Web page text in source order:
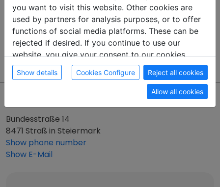
(Richtung Graz oder Slowenien);
In nur 10 Min. nach Leibnitz, 25 Min. nach Graz-
Seiersberg, Feldkirchen bei Graz und Kalsdorf, sowie
19 Min. nach
Marburg, Slowenien.
Bundesstraße 14
8471 Straß in Steiermark
Show phone number
Show E-Mail
you want to visit this website. Other cookies are
used by partners for analysis purposes, or to offer
functions of social media platforms. These can be
rejected if desired. If you continue to use our
website, you give your consent to our cookies.
Show details Cookies Configure Reject all cookies
Allow all cookies